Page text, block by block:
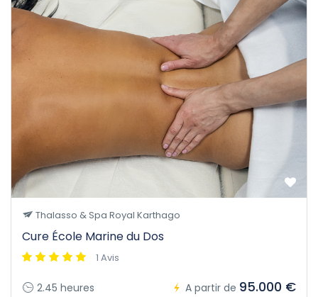
Thalasso & Spa Royal Karthago
Cure École Marine du Dos
1 Avis
2.45 heures A partir de 95.000 €